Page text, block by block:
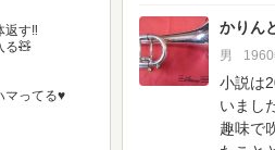
かりん
男
小説は
いまし
趣味で
返す‼︎
る🧸
マってる♥︎